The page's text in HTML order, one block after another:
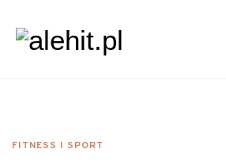
FITNESS I SPORT